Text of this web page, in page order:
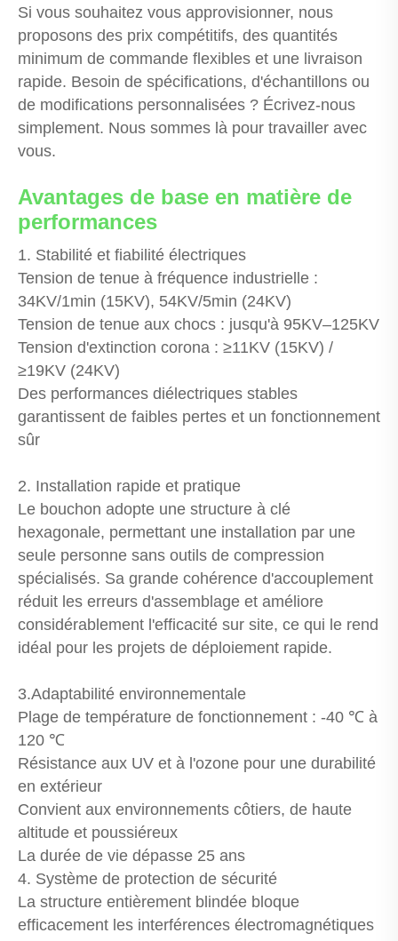
Si vous souhaitez vous approvisionner, nous
proposons des prix compétitifs, des quantités
minimum de commande flexibles et une livraison
rapide. Besoin de spécifications, d'échantillons ou
de modifications personnalisées ? Écrivez-nous
simplement. Nous sommes là pour travailler avec
vous.
Avantages de base en matière de
performances
1. Stabilité et fiabilité électriques
Tension de tenue à fréquence industrielle :
34KV/1min (15KV), 54KV/5min (24KV)
Tension de tenue aux chocs : jusqu'à 95KV–125KV
Tension d'extinction corona : ≥11KV (15KV) /
≥19KV (24KV)
Des performances diélectriques stables
garantissent de faibles pertes et un fonctionnement
sûr
2. Installation rapide et pratique
Le bouchon adopte une structure à clé
hexagonale, permettant une installation par une
seule personne sans outils de compression
spécialisés. Sa grande cohérence d'accouplement
réduit les erreurs d'assemblage et améliore
considérablement l'efficacité sur site, ce qui le rend
idéal pour les projets de déploiement rapide.
3.Adaptabilité environnementale
Plage de température de fonctionnement : -40 ℃ à
120 ℃
Résistance aux UV et à l'ozone pour une durabilité
en extérieur
Convient aux environnements côtiers, de haute
altitude et poussiéreux
La durée de vie dépasse 25 ans
4. Système de protection de sécurité
La structure entièrement blindée bloque
efficacement les interférences électromagnétiques